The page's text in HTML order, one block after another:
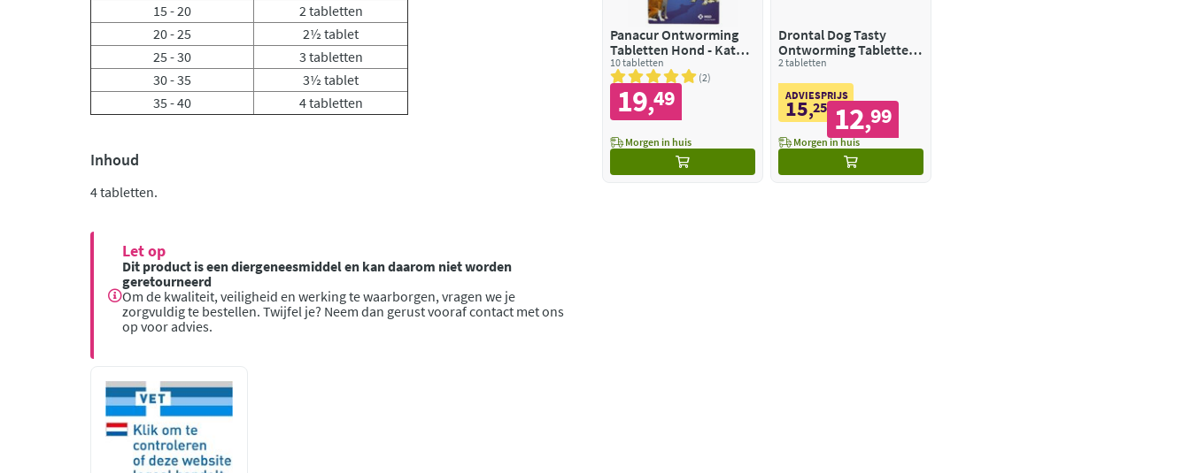
15 - 20
2 tabletten
20 - 25
2½ tablet
25 - 30
3 tabletten
30 - 35
3½ tablet
35 - 40
4 tabletten
Inhoud
4 tabletten.
Let op
Dit product is een diergeneesmiddel en kan daarom niet worden
geretourneerd
Om de kwaliteit, veiligheid en werking te waarborgen, vragen we je
zorgvuldig te bestellen. Twijfel je? Neem dan gerust vooraf contact met ons
op voor advies.
Panacur Ontworming
Tabletten Hond - Kat
500 mg
10 tabletten
2
19,49
Morgen in huis
Drontal Dog Tasty
Ontworming Tabletten
vanaf 10kg
2 tabletten
ADVIESPRIJS
15,25 12,99
Morgen in huis